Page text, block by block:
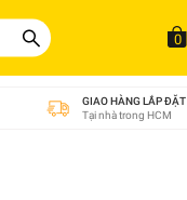
0
GIAO HÀNG LẮP ĐẶT
Tại nhà trong HCM